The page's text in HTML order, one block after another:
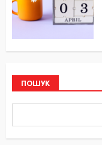
ПОШУК